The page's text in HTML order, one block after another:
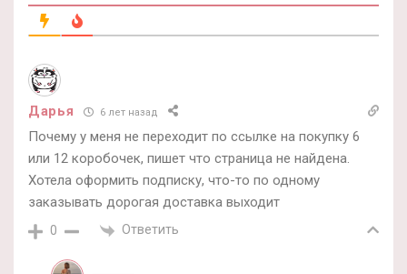
Дарья 6 лет назад
Почему у меня не переходит по ссылке на покупку 6
или 12 коробочек, пишет что страница не найдена.
Хотела оформить подписку, что-то по одному
заказывать дорогая доставка выходит
0 Ответить